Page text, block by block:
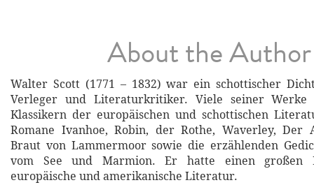
About the Author
Walter Scott (1771 – 1832) war ein schottischer
Verleger und Literaturkritiker. Viele seiner Werke
Klassikern der europäischen und schottischen
Romane Ivanhoe, Robin, der Rothe, Waverley, Der
Braut von Lammermoor sowie die erzählenden
vom See und Marmion. Er hatte einen großen
europäische und amerikanische Literatur.